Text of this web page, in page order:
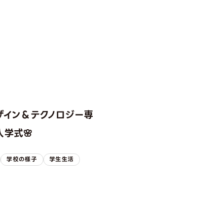
ン＆テクノロジー専
学式🌸
学校の様子 学生生活